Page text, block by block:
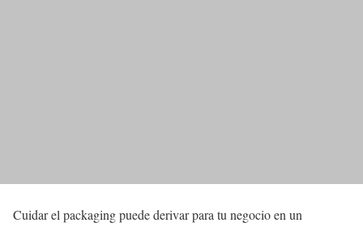
Cuidar el packaging puede derivar para tu negocio en un